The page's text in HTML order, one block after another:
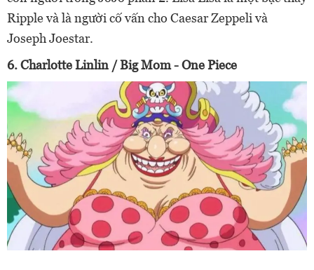
Ripple và là người cố vấn cho Caesar Zeppeli và
Joseph Joestar.
6. Charlotte Linlin / Big Mom - One Piece